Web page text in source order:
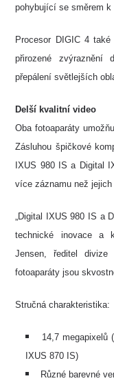
pohybující se směrem k
Procesor DIGIC 4
přirozené zvýraznění
přepálení světlejších
Delší kvalitní video
Oba fotoaparáty
Zásluhou špičkové
IXUS 980 IS a Digital
více záznamu než
„Digital IXUS 980 IS a
technické inovace a
Jensen, ředitel divize
fotoaparáty jsou
Stručná charakteristika:
14,7 megapixelů
IXUS 870 IS)
Různé barevné